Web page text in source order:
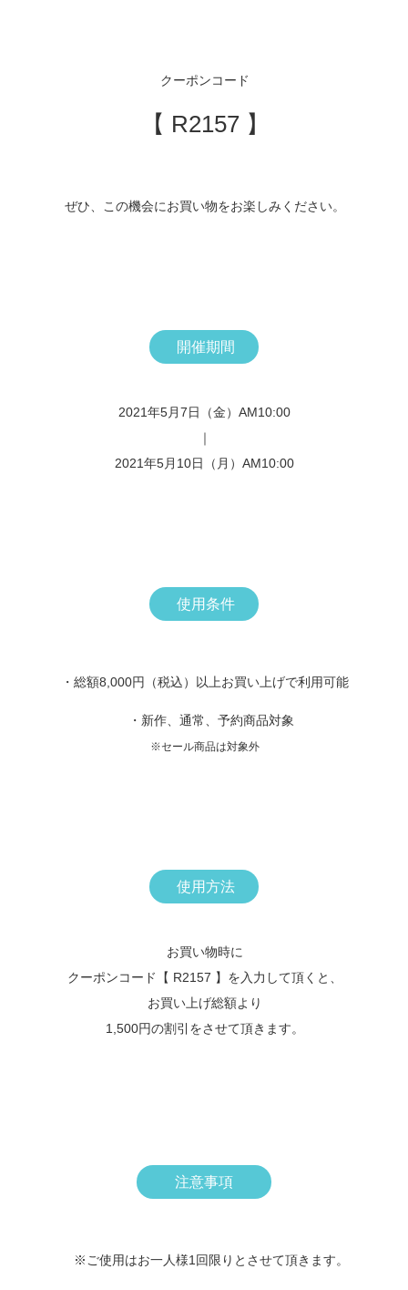
クーポンコード
【 R2157 】
ぜひ、この機会にお買い物をお楽しみください。
開催期間
2021年5月7日（金）AM10:00
｜
2021年5月10日（月）AM10:00
使用条件
・総額8,000円（税込）以上お買い上げで利用可能
・新作、通常、予約商品対象
※セール商品は対象外
使用方法
お買い物時に
クーポンコード【 R2157 】を入力して頂くと、
お買い上げ総額より
1,500円の割引をさせて頂きます。
注意事項
※ご使用はお一人様1回限りとさせて頂きます。